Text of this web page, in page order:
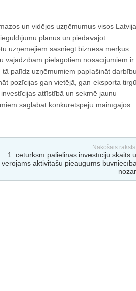
un vidējos uzņēmumus visos
plānus un piedāvājot
uzņēmējiem sasniegt biznesa mērķus.
vajadzībām pielāgotiem nosacījumiem ir
palīdz uzņēmumiem paplašināt darbību,
pozīcijas gan vietējā, gan eksporta tirgū.
attīstībā un sekmē jaunu
saglabāt konkurētspēju mainīgajos
Nākošais
1. ceturksnī palielinās investīciju skaits
vērojams aktivitāšu pieaugums